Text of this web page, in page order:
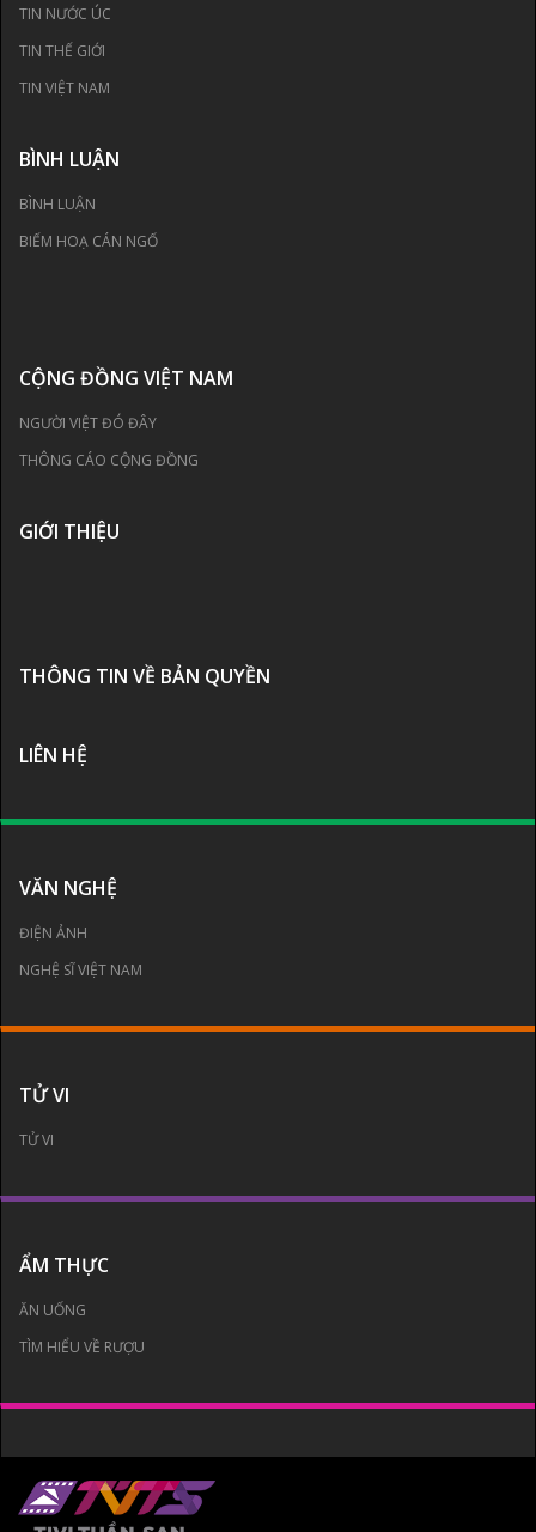
TIN NƯỚC ÚC
TIN THẾ GIỚI
TIN VIỆT NAM
BÌNH LUẬN
BÌNH LUẬN
BIẾM HOẠ CÁN NGỐ
CỘNG ĐỒNG VIỆT NAM
NGƯỜI VIỆT ĐÓ ĐÂY
THÔNG CÁO CỘNG ĐỒNG
GIỚI THIỆU
THÔNG TIN VỀ BẢN QUYỀN
LIÊN HỆ
VĂN NGHỆ
ĐIỆN ẢNH
NGHỆ SĨ VIỆT NAM
TỬ VI
TỬ VI
ẨM THỰC
ĂN UỐNG
TÌM HIỂU VỀ RƯỢU